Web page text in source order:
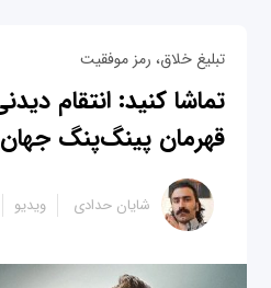
تبلیغ خلاق، رمز موفقیت
قهرمان پینگ‌پنگ جهان
شایان حدادی ویدیو